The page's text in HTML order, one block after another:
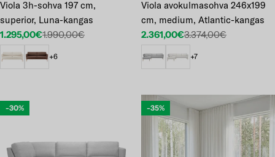
Viola 3h-sohva 197 cm,
superior, Luna-kangas
Etuhinta
1.295,00€
Normaalihinta1.990,00€
+6
Viola avokulmasohva 246x199
cm, medium, Atlantic-kangas
Etuhinta
2.361,00€
Normaalihinta3.374,00€
+7
-30% -35%